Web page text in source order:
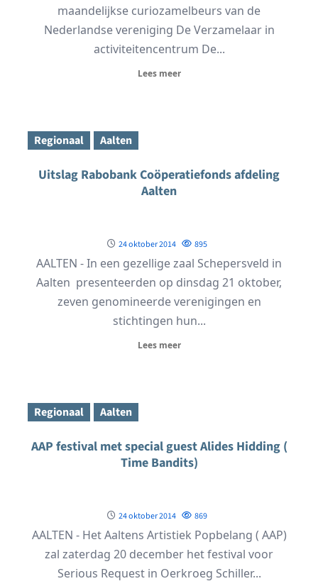
maandelijkse curiozamelbeurs van de
Nederlandse vereniging De Verzamelaar in
activiteitencentrum De...
Lees meer
Regionaal Aalten
Uitslag Rabobank Coöperatiefonds afdeling
Aalten
24 oktober 2014 895
AALTEN - In een gezellige zaal Schepersveld in
Aalten presenteerden op dinsdag 21 oktober,
zeven genomineerde verenigingen en
stichtingen hun...
Lees meer
Regionaal Aalten
AAP festival met special guest Alides Hidding (
Time Bandits)
24 oktober 2014 869
AALTEN - Het Aaltens Artistiek Popbelang ( AAP)
zal zaterdag 20 december het festival voor
Serious Request in Oerkroeg Schiller...